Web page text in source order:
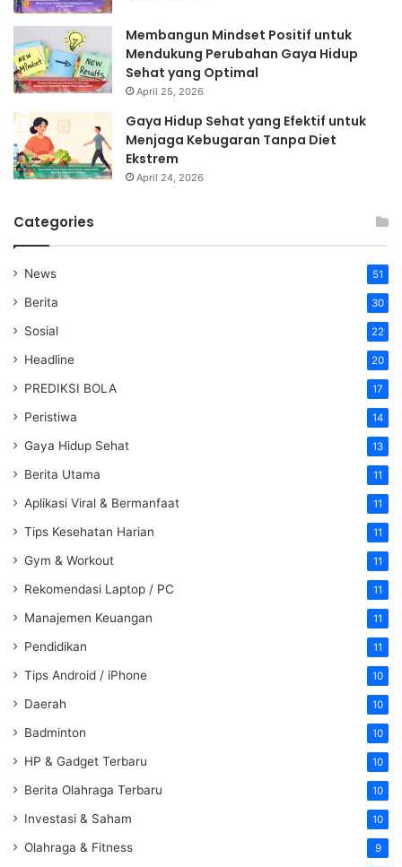
Membangun Mindset Positif untuk
Mendukung Perubahan Gaya Hidup
Sehat yang Optimal
April 25, 2026
Gaya Hidup Sehat yang Efektif untuk
Menjaga Kebugaran Tanpa Diet
Ekstrem
April 24, 2026
Categories
News 51
Berita 30
Sosial 22
Headline 20
PREDIKSI BOLA 17
Peristiwa 14
Gaya Hidup Sehat 13
Berita Utama 11
Aplikasi Viral & Bermanfaat 11
Tips Kesehatan Harian 11
Gym & Workout 11
Rekomendasi Laptop / PC 11
Manajemen Keuangan 11
Pendidikan 11
Tips Android / iPhone 10
Daerah 10
Badminton 10
HP & Gadget Terbaru 10
Berita Olahraga Terbaru 10
Investasi & Saham 10
Olahraga & Fitness 9